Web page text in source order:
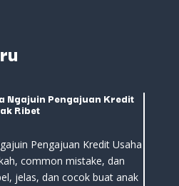
Ngajuin Pengajuan Kredit
Ribet
Pengajuan Kredit Usaha
common mistake, dan
jelas, dan cocok buat anak